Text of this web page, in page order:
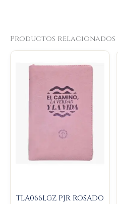
Productos relacionados
TLA066LGZ PJR ROSADO
price
Current
is: